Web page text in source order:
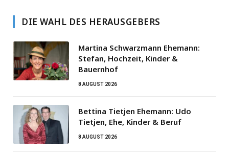
DIE WAHL DES HERAUSGEBERS
Martina Schwarzmann Ehemann:
Stefan, Hochzeit, Kinder &
Bauernhof
8 AUGUST 2026
Bettina Tietjen Ehemann: Udo
Tietjen, Ehe, Kinder & Beruf
8 AUGUST 2026